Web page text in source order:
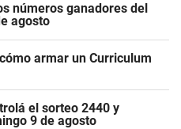
números ganadores del
agosto
armar un Curriculum
el sorteo 2440 y
9 de agosto